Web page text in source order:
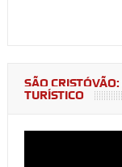
SÃO
TURÍSTICO